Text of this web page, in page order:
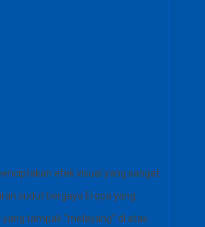
efek visual yang sangat
sudut bergaya Eropa yang
tampak “melayang” di atas